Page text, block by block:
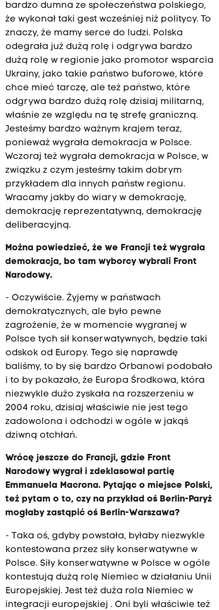
bardzo dumna ze społeczeństwa polskiego,
że wykonał taki gest wcześniej niż politycy. To
znaczy, że mamy serce do ludzi. Polska
odegrała już dużą rolę i odgrywa bardzo
dużą rolę w regionie jako promotor wsparcia
Ukrainy, jako takie państwo buforowe, które
chce mieć tarczę, ale też państwo, które
odgrywa bardzo dużą rolę dzisiaj militarną,
właśnie ze względu na tę strefę graniczną.
Jesteśmy bardzo ważnym krajem teraz,
ponieważ wygrała demokracja w Polsce.
Wczoraj też wygrała demokracja w Polsce, w
związku z czym jesteśmy takim dobrym
przykładem dla innych państw regionu.
Wracamy jakby do wiary w demokrację,
demokrację reprezentatywną, demokrację
deliberacyjną.
Można powiedzieć, że we Francji też wygrała
demokracja, bo tam wyborcy wybrali Front
Narodowy.
- Oczywiście. Żyjemy w państwach
demokratycznych, ale było pewne
zagrożenie, że w momencie wygranej w
Polsce tych sił konserwatywnych, będzie taki
odskok od Europy. Tego się naprawdę
baliśmy, to by się bardzo Orbanowi podobało
i to by pokazało, że Europa Środkowa, która
niezwykle dużo zyskała na rozszerzeniu w
2004 roku, dzisiaj właściwie nie jest tego
zadowolona i odchodzi w ogóle w jakąś
dziwną otchłań.
Wrócę jeszcze do Francji, gdzie Front
Narodowy wygrał i zdeklasował partię
Emmanuela Macrona. Pytając o miejsce Polski,
też pytam o to, czy na przykład oś Berlin-Paryż
mogłaby zastąpić oś Berlin-Warszawa?
- Taka oś, gdyby powstała, byłaby niezwykle
kontestowana przez siły konserwatywne w
Polsce. Siły konserwatywne w Polsce w ogóle
kontestują dużą rolę Niemiec w działaniu Unii
Europejskiej. Jest też duża rola Niemiec w
integracji europejskiej . Oni byli właściwie też